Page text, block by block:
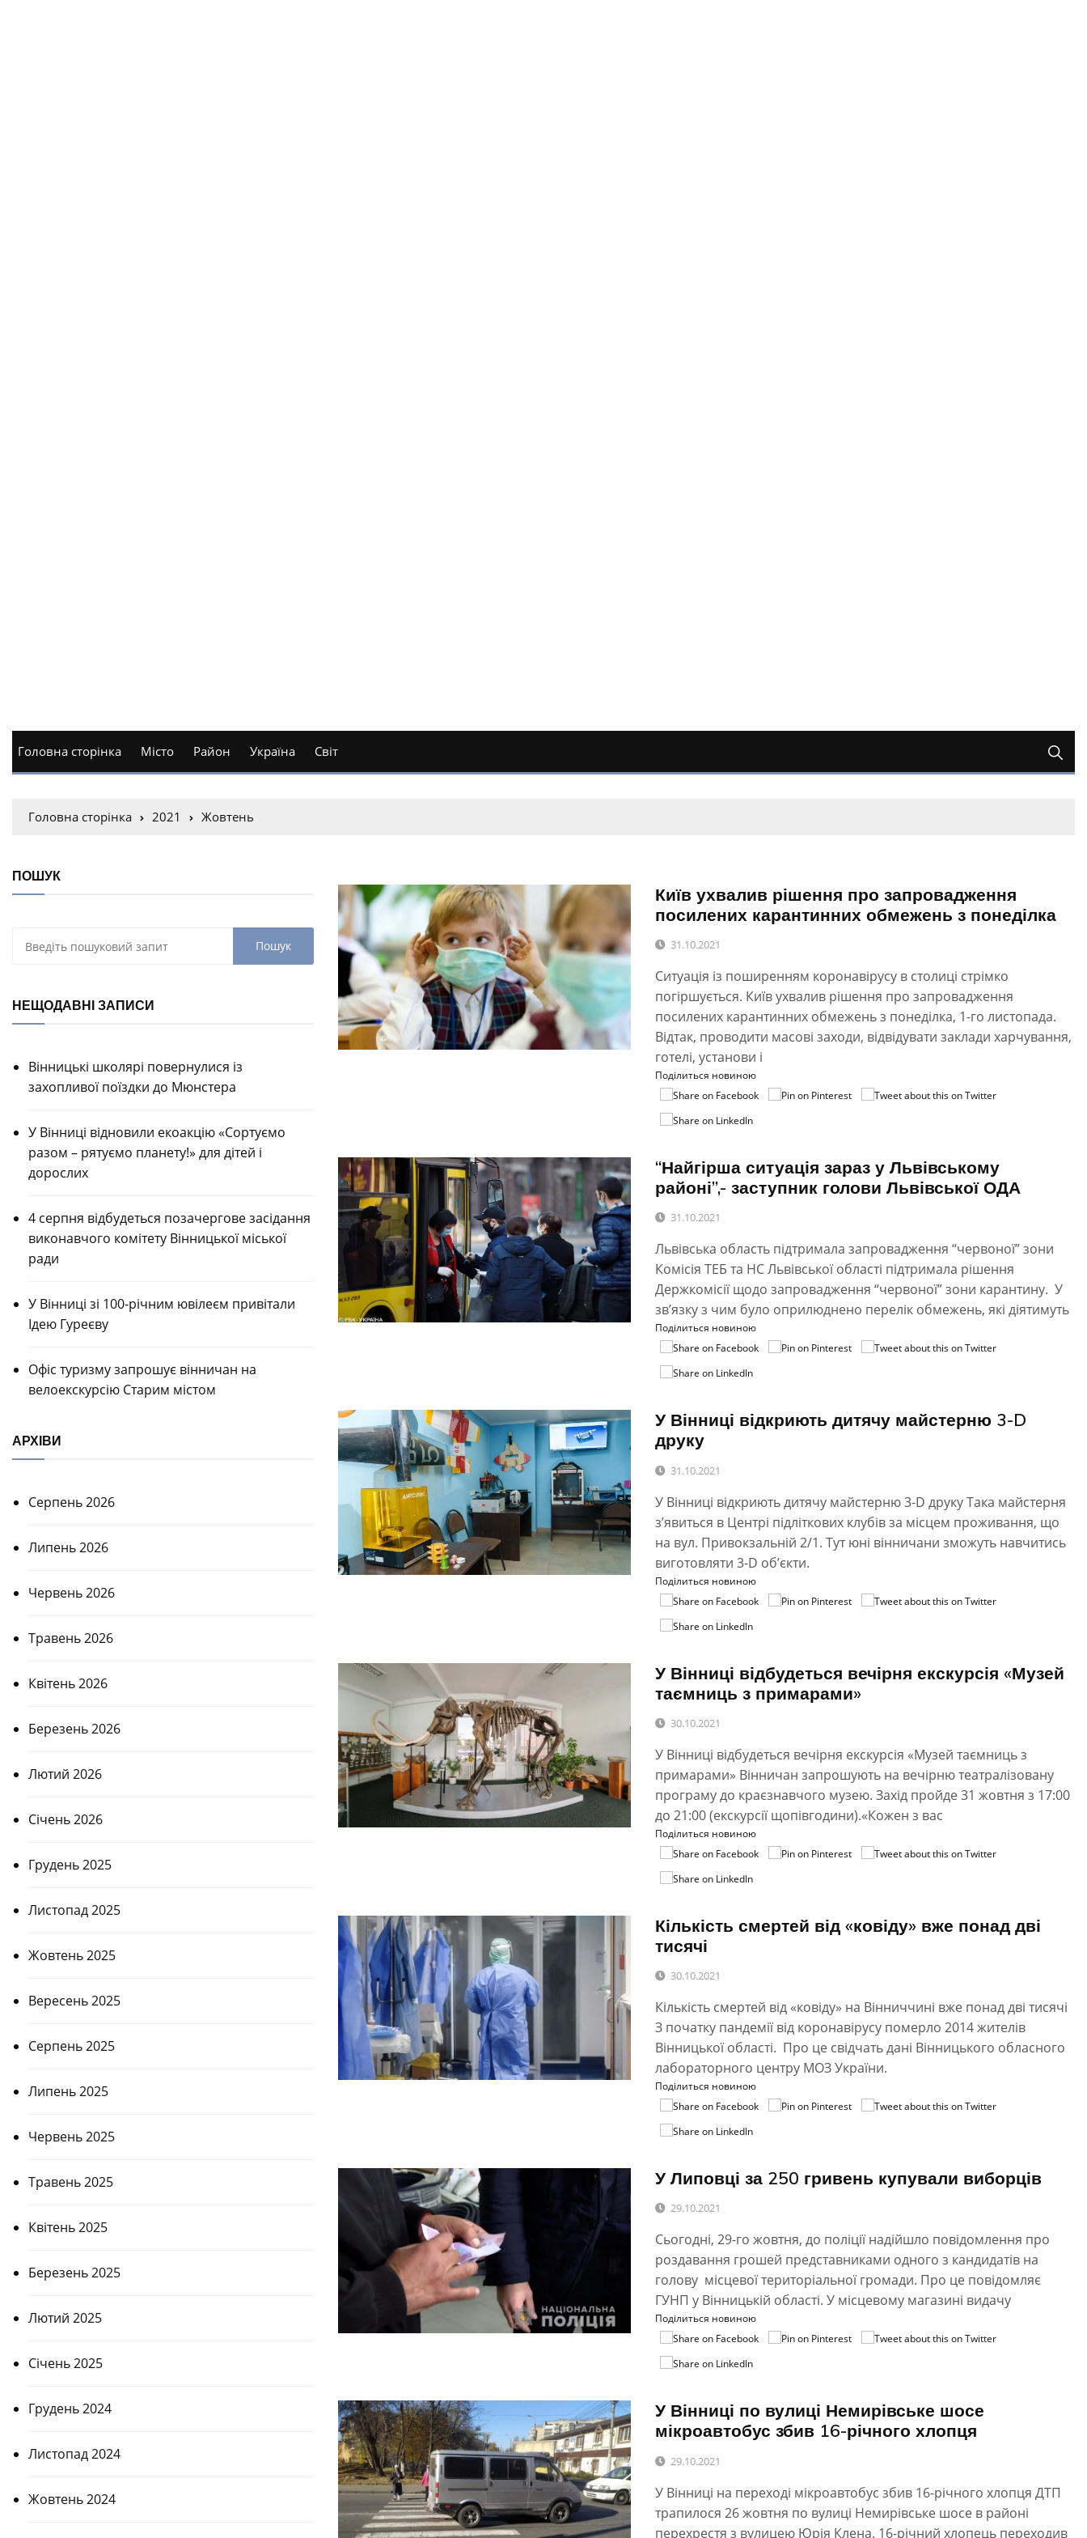
Головна сторінка Місто Район Україна Світ
Головна сторінка 2021 Жовтень
ПОШУК
НЕЩОДАВНІ ЗАПИСИ
Вінницькі школярі повернулися із
захопливої поїздки до Мюнстера
У Вінниці відновили екоакцію «Сортуємо
разом – рятуємо планету!» для дітей і
дорослих
4 серпня відбудеться позачергове засідання
виконавчого комітету Вінницької міської
ради
У Вінниці зі 100-річним ювілеєм привітали
Ідею Гуреєву
Офіс туризму запрошує вінничан на
велоекскурсію Старим містом
АРХІВИ
Серпень 2026
Липень 2026
Червень 2026
Травень 2026
Квітень 2026
Березень 2026
Лютий 2026
Січень 2026
Грудень 2025
Листопад 2025
Жовтень 2025
Вересень 2025
Серпень 2025
Липень 2025
Червень 2025
Травень 2025
Квітень 2025
Березень 2025
Лютий 2025
Січень 2025
Грудень 2024
Листопад 2024
Жовтень 2024
Київ ухвалив рішення про запровадження
посилених карантинних обмежень з понеділка
31.10.2021
Ситуація із поширенням коронавірусу в столиці стрімко
погіршується. Київ ухвалив рішення про запровадження
посилених карантинних обмежень з понеділка, 1-го листопада.
Відтак, проводити масові заходи, відвідувати заклади харчування,
готелі, установи і
Поділиться новиною
“Найгірша ситуація зараз у Львівському
районі”,- заступник голови Львівської ОДА
31.10.2021
Львівська область підтримала запровадження “червоної” зони
Комісія ТЕБ та НС Львівської області підтримала рішення
Держкомісії щодо запровадження “червоної” зони карантину. У
зв’язку з чим було оприлюднено перелік обмежень, які діятимуть
Поділиться новиною
У Вінниці відкриють дитячу майстерню 3-D
друку
31.10.2021
У Вінниці відкриють дитячу майстерню 3-D друку Така майстерня
з’явиться в Центрі підліткових клубів за місцем проживання, що
на вул. Привокзальній 2/1. Тут юні вінничани зможуть навчитись
виготовляти 3-D об’єкти.
Поділиться новиною
У Вінниці відбудеться вечірня екскурсія «Музей
таємниць з примарами»
30.10.2021
У Вінниці відбудеться вечірня екскурсія «Музей таємниць з
примарами» Вінничан запрошують на вечірню театралізовану
програму до краєзнавчого музею. Захід пройде 31 жовтня з 17:00
до 21:00 (екскурсії щопівгодини).«Кожен з вас
Поділиться новиною
Кількість смертей від «ковіду» вже понад дві
тисячі
30.10.2021
Кількість смертей від «ковіду» на Вінниччині вже понад дві тисячі
З початку пандемії від коронавірусу померло 2014 жителів
Вінницької області. Про це свідчать дані Вінницького обласного
лабораторного центру МОЗ України.
Поділиться новиною
У Липовці за 250 гривень купували виборців
29.10.2021
Сьогодні, 29-го жовтня, до поліції надійшло повідомлення про
роздавання грошей представниками одного з кандидатів на
голову місцевої територіальної громади. Про це повідомляє
ГУНП у Вінницькій області. У місцевому магазині видачу
Поділиться новиною
У Вінниці по вулиці Немирівське шосе
мікроавтобус збив 16-річного хлопця
29.10.2021
У Вінниці на переході мікроавтобус збив 16-річного хлопця ДТП
трапилося 26 жовтня по вулиці Немирівське шосе в районі
перехрестя з вулицею Юрія Клена. 16-річний хлопець переходив